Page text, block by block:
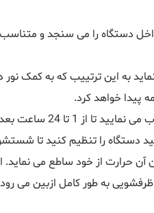
دستگاه را می سنجد و
به این ترتییب که به کمک
پیدا خواهد کرد.
با این ظرفشویی قادر خواهید بود
دستگاه را تنظیم کنید تا
در درون آن حرارت از خود ساطع
به طور کامل ازبین می